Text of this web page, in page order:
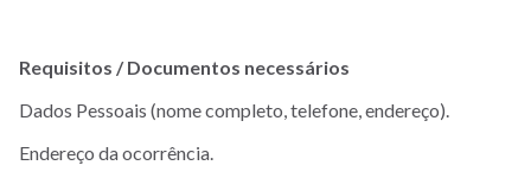
Requisitos / Documentos necessários
Dados Pessoais (nome completo, telefone, endereço).
Endereço da ocorrência.